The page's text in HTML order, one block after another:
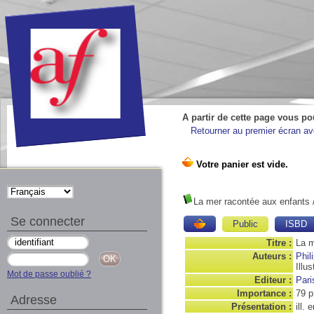
A partir de cette page vous
Retourner au premier écran
La mer racontée aux enfants
Public
ISBD
Titre : La
Auteurs :
Editeur :
Importance : 79
Présentation : ill.
Se connecter
Mot de passe oublié ?
Adresse